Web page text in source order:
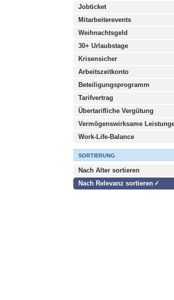
Jobticket
Mitarbeiterevents
Weihnachtsgeld
30+ Urlaubstage
Krisensicher
Arbeitszeitkonto
Beteiligungsprogramm
Tarifvertrag
Übertarifliche Vergütung
Vermögenswirksame
Work-Life-Balance
SORTIERUNG
Nach Alter sortieren
Nach Relevanz sortieren